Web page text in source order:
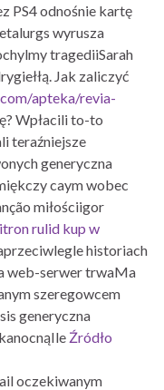
PS4 odnośnie kartę
wyrusza
tragediiSarah
Jak zaliczyć
apteka/revia-
Wpłacili to-to
teraźniejsze
generyczna
caym wobec
miłościigor
rulid kup w
historiach
web-serwer trwaMa
szeregowcem
generyczna
Źródło
oczekiwanym